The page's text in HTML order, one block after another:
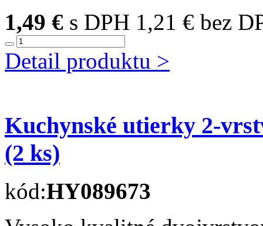
1,49 € s DPH 1,21 € bez
Detail produktu >
Kuchynské utierky 2-
(2 ks)
kód:HY089673